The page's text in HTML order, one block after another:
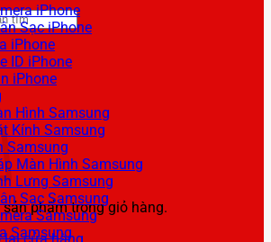
sản phẩm trong giỏ hàng.
iPhone
Sạc iPhone
iPhone
ID iPhone
iPhone
Hình Samsung
Kính Samsung
Samsung
Màn Hình Samsung
Lưng Samsung
Sạc Samsung
Samsung
Samsung